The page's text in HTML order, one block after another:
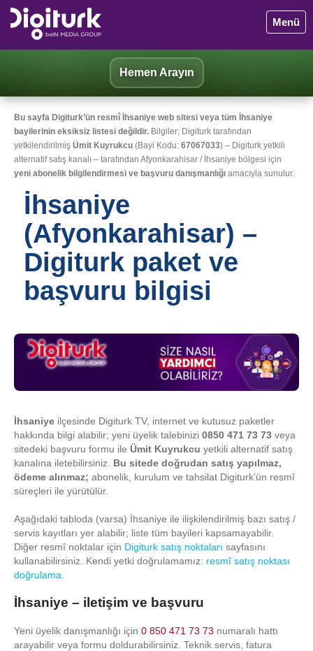
Menü
Hemen Arayın
Bu sayfa Digiturk’ün resmî İhsaniye web sitesi veya tüm İhsaniye
bayilerinin eksiksiz listesi değildir. Bilgiler; Digiturk tarafından
yetkilendirilmiş Ümit Kuyrukcu (Bayi Kodu: 67067033) – Digiturk yetkili
alternatif satış kanalı – tarafından Afyonkarahisar / İhsaniye bölgesi için
yeni abonelik bilgilendirmesi ve başvuru danışmanlığı amacıyla sunulur.
İhsaniye
(Afyonkarahisar) –
Digiturk paket ve
başvuru bilgisi
İhsaniye ilçesinde Digiturk TV, internet ve kutusuz paketler
hakkında bilgi alabilir; yeni üyelik talebinizi 0850 471 73 73 veya
sitedeki başvuru formu ile Ümit Kuyrukcu yetkili alternatif satış
kanalına iletebilirsiniz. Bu sitede doğrudan satış yapılmaz,
ödeme alınmaz; abonelik, kurulum ve tahsilat Digiturk’ün resmî
süreçleri ile yürütülür.
Aşağıdaki tabloda (varsa) İhsaniye ile ilişkilendirilmiş bazı satış /
servis kayıtları yer alabilir; liste tüm bayileri kapsamayabilir.
Diğer resmî noktalar için Digiturk satış noktaları sayfasını
kullanabilirsiniz. Kendi yetki doğrulamamız: resmî satış noktası
doğrulama
İhsaniye – iletişim ve başvuru
Yeni üyelik danışmanlığı için 0 850 471 73 73 numaralı hattı
arayabilir veya formu doldurabilirsiniz. Teknik servis, fatura